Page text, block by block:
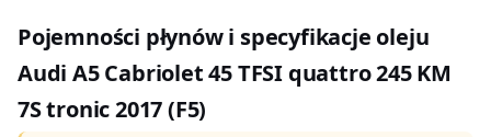
Pojemności płynów i specyfikacje oleju
Audi A5 Cabriolet 45 TFSI quattro 245 KM
7S tronic 2017 (F5)